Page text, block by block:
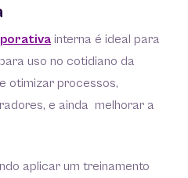
interna é ideal para
uso no cotidiano da
otimizar processos,
e ainda melhorar a
aplicar um treinamento